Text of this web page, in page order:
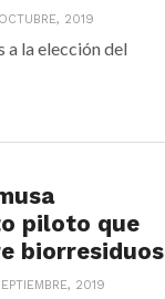
2019
a la elección del
piloto que
biorresiduos
2019